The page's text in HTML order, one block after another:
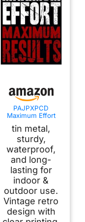
PAJPXPCD
Maximum Effort
Quote Tin Sign for
Office Garage Wall
Decor 8 X 12 in
tin metal,
sturdy,
waterproof,
and long-
lasting for
indoor &
outdoor use.
Vintage retro
design with